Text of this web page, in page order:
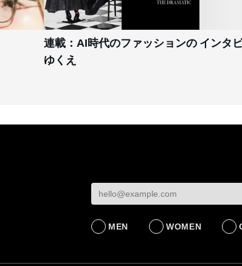
連載：AI時代のファッションの
ゆくえ
インタ
MEN WOMEN